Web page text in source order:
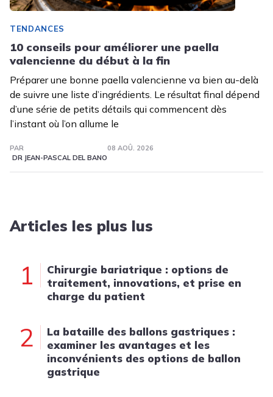
TENDANCES
10 conseils pour améliorer une paella
valencienne du début à la fin
Préparer une bonne paella valencienne va bien au-delà
de suivre une liste d’ingrédients. Le résultat final dépend
d’une série de petits détails qui commencent dès
l’instant où l’on allume le
PAR
DR JEAN-PASCAL DEL BANO
08 AOÛ. 2026
Articles les plus lus
1
Chirurgie bariatrique : options de
traitement, innovations, et prise en
charge du patient
2
La bataille des ballons gastriques :
examiner les avantages et les
inconvénients des options de ballon
gastrique